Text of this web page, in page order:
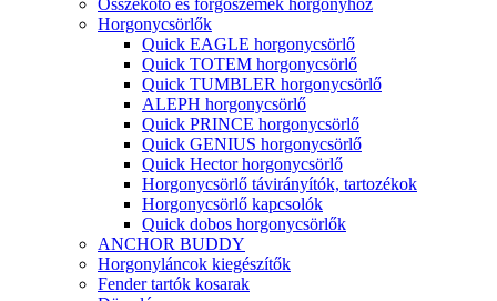
Horgonycsörlők
Quick EAGLE horgonycsörlő
Quick TOTEM horgonycsörlő
Quick TUMBLER horgonycsörlő
ALEPH horgonycsörlő
Quick PRINCE horgonycsörlő
Quick GENIUS horgonycsörlő
Quick Hector horgonycsörlő
Horgonycsörlő távirányítók, tartozékok
Horgonycsörlő kapcsolók
Quick dobos horgonycsörlők
ANCHOR BUDDY
Horgonyláncok kiegészítők
Fender tartók kosarak